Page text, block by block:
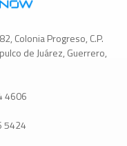
Colonia Progreso, C.P.
de Juárez, Guerrero,
4606
5424